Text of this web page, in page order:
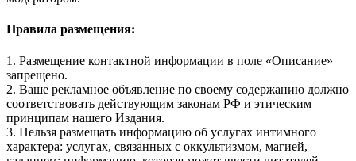
Правила размещения:
1. Размещение контактной информации в поле «Описание»
запрещено.
2. Ваше рекламное объявление по своему содержанию должно
соответствовать действующим законам РФ и этическим
принципам нашего Издания.
3. Нельзя размещать информацию об услугах интимного
характера: услугах, связанных с оккультизмом, магией,